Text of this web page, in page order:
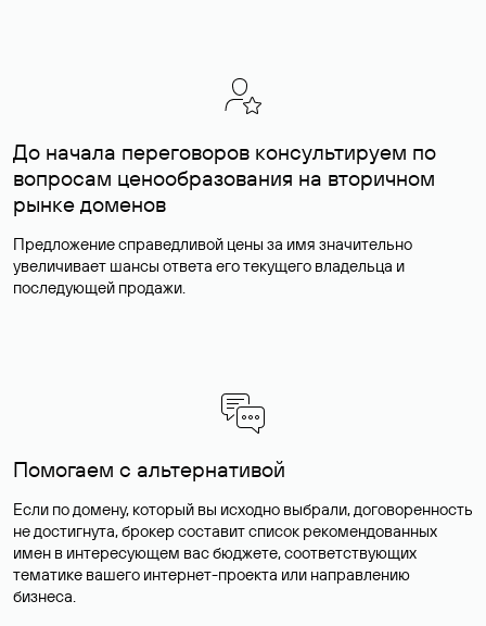
До начала переговоров консультируем по
вопросам ценообразования на вторичном
рынке доменов
Предложение справедливой цены за имя значительно
увеличивает шансы ответа его текущего владельца и
последующей продажи.
Помогаем с альтернативой
Если по домену, который вы исходно выбрали, договоренность
не достигнута, брокер составит список рекомендованных
имен в интересующем вас бюджете, соответствующих
тематике вашего интернет-проекта или направлению
бизнеса.